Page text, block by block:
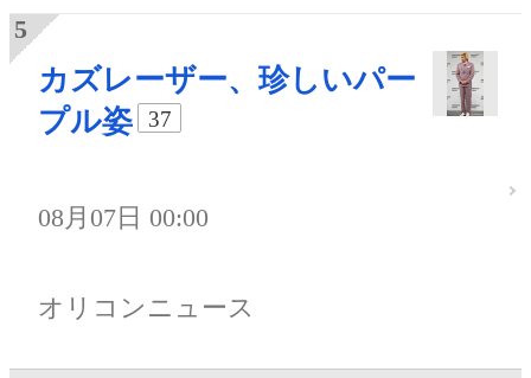
カズレーザー、珍しいパー
プル姿
37
08月07日 00:00
オリコンニュース